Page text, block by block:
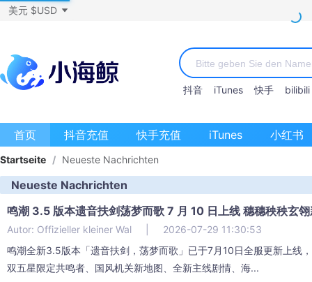
美元 $USD
抖音 iTunes 快手 bilibili
首页 抖音充值 快手充值 iTunes 小红书
Startseite / Neueste Nachrichten
Neueste Nachrichten
鸣潮 3.5 版本遗音扶剑荡梦而歌 7 月 10 日上线 穗穗秧秧玄
Autor: Offizieller kleiner Wal
2026-07-29 11:30:53
鸣潮全新3.5版本「遗音扶剑，荡梦而歌」已于7月10日全服更新上线
双五星限定共鸣者、国风机关新地图、全新主线剧情、海...